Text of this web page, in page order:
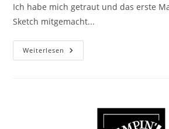
Ich habe mich getraut und das erste
Sketch mitgemacht...
Weiterlesen Catch
The